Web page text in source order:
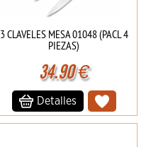
3 CLAVELES MESA 01048 (PACL 4
PIEZAS)
34.90€
Detalles